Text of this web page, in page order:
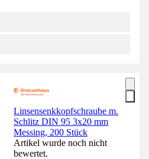
Linsensenkkopfschraube m.
Schlitz DIN 95 3x20 mm
Messing, 200 Stück
Artikel wurde noch nicht
bewertet.